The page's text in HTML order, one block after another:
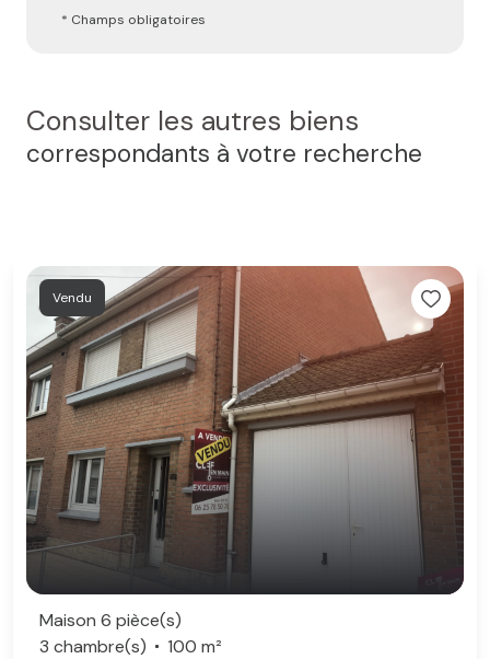
* Champs obligatoires
Consulter les autres biens
correspondants à votre recherche
Vendu
Maison 6 pièce(s)
3 chambre(s)
100 m²